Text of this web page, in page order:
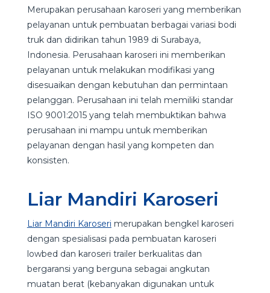
Merupakan perusahaan karoseri yang memberikan
pelayanan untuk pembuatan berbagai variasi bodi
truk dan didirikan tahun 1989 di Surabaya,
Indonesia. Perusahaan karoseri ini memberikan
pelayanan untuk melakukan modifikasi yang
disesuaikan dengan kebutuhan dan permintaan
pelanggan. Perusahaan ini telah memiliki standar
ISO 9001:2015 yang telah membuktikan bahwa
perusahaan ini mampu untuk memberikan
pelayanan dengan hasil yang kompeten dan
konsisten.
Liar Mandiri Karoseri
Liar Mandiri Karoseri merupakan bengkel karoseri
dengan spesialisasi pada pembuatan karoseri
lowbed dan karoseri trailer berkualitas dan
bergaransi yang berguna sebagai angkutan
muatan berat (kebanyakan digunakan untuk